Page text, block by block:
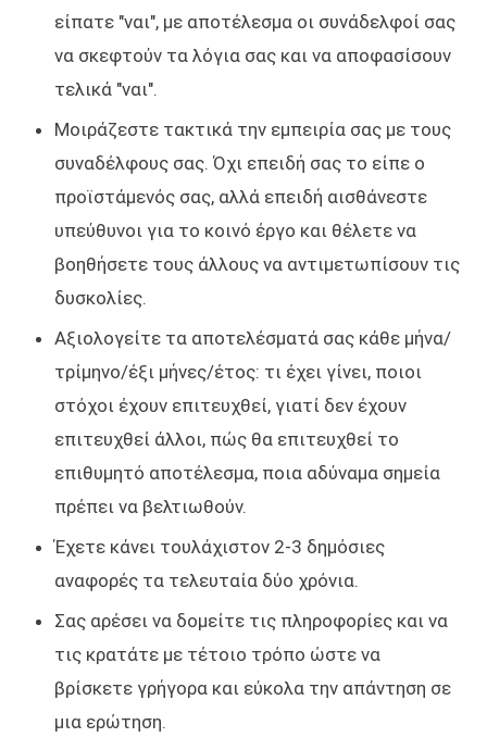
είπατε "ναι", με αποτέλεσμα οι συνάδελφοί σας
να σκεφτούν τα λόγια σας και να αποφασίσουν
τελικά "ναι".
Μοιράζεστε τακτικά την εμπειρία σας με τους
συναδέλφους σας. Όχι επειδή σας το είπε ο
προϊστάμενός σας, αλλά επειδή αισθάνεστε
υπεύθυνοι για το κοινό έργο και θέλετε να
βοηθήσετε τους άλλους να αντιμετωπίσουν τις
δυσκολίες.
Αξιολογείτε τα αποτελέσματά σας κάθε μήνα/
τρίμηνο/έξι μήνες/έτος: τι έχει γίνει, ποιοι
στόχοι έχουν επιτευχθεί, γιατί δεν έχουν
επιτευχθεί άλλοι, πώς θα επιτευχθεί το
επιθυμητό αποτέλεσμα, ποια αδύναμα σημεία
πρέπει να βελτιωθούν.
Έχετε κάνει τουλάχιστον 2-3 δημόσιες
αναφορές τα τελευταία δύο χρόνια.
Σας αρέσει να δομείτε τις πληροφορίες και να
τις κρατάτε με τέτοιο τρόπο ώστε να
βρίσκετε γρήγορα και εύκολα την απάντηση σε
μια ερώτηση.